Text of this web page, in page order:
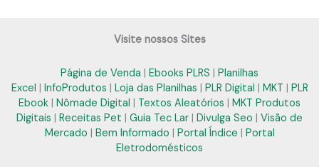
Visite nossos Sites
Página de Venda | Ebooks PLRS | Planilhas
Excel | InfoProdutos | Loja das Planilhas | PLR Digital | MKT | PLR
Ebook | Nômade Digital | Textos Aleatórios | MKT Produtos
Digitais | Receitas Pet | Guia Tec Lar | Divulga Seo | Visão de
Mercado | Bem Informado | Portal Índice | Portal
Eletrodomésticos